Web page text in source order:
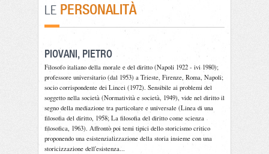
LE PERSONALITÀ
PIOVANI, PIETRO
Filosofo italiano della morale e del diritto (Napoli 1922 - ivi 1980);
professore universitario (dal 1953) a Trieste, Firenze, Roma, Napoli;
socio corrispondente dei Lincei (1972). Sensibile ai problemi del
soggetto nella società (Normatività e società, 1949), vide nel diritto il
segno della mediazione tra particolare e universale (Linea di una
filosofia del diritto, 1958; La filosofia del diritto come scienza
filosofica, 1963). Affrontò poi temi tipici dello storicismo critico
proponendo una esistenzializzazione della storia insieme con una
storicizzazione dell'esistenza...